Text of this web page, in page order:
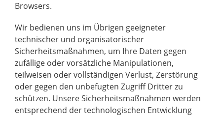
Browsers.
Wir bedienen uns im Übrigen geeigneter
technischer und organisatorischer
Sicherheitsmaßnahmen, um Ihre Daten gegen
zufällige oder vorsätzliche Manipulationen,
teilweisen oder vollständigen Verlust, Zerstörung
oder gegen den unbefugten Zugriff Dritter zu
schützen. Unsere Sicherheitsmaßnahmen werden
entsprechend der technologischen Entwicklung